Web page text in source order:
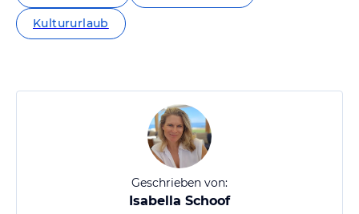
Kultururlaub
Geschrieben von:
Isabella Schoof